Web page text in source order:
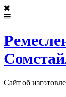
Сайт об